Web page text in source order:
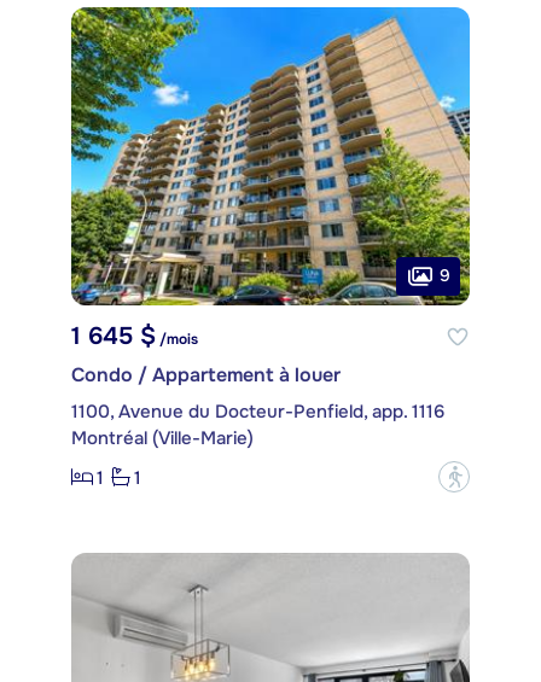
9
1 645 $/mois
Condo / Appartement à louer
1100, Avenue du Docteur-Penfield, app. 1116
Montréal (Ville-Marie)
1
1 ?